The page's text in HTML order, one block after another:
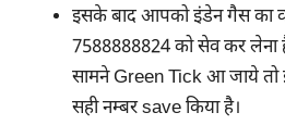
इसके बाद आपको इंडेन गैस का
7588888824 को सेव कर
सामने Green Tick आ जाये
सही नम्बर save किया है।